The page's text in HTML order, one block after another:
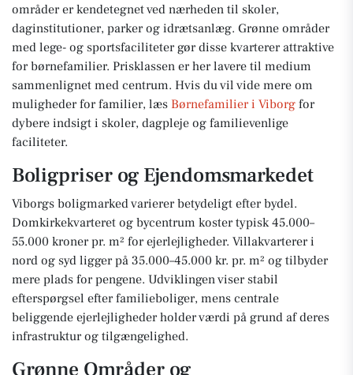
områder er kendetegnet ved nærheden til skoler,
daginstitutioner, parker og idrætsanlæg. Grønne områder
med lege- og sportsfaciliteter gør disse kvarterer attraktive
for børnefamilier. Prisklassen er her lavere til medium
sammenlignet med centrum. Hvis du vil vide mere om
muligheder for familier, læs Børnefamilier i Viborg for
dybere indsigt i skoler, dagpleje og familievenlige
faciliteter.
Boligpriser og Ejendomsmarkedet
Viborgs boligmarked varierer betydeligt efter bydel.
Domkirkekvarteret og bycentrum koster typisk 45.000–
55.000 kroner pr. m² for ejerlejligheder. Villakvarterer i
nord og syd ligger på 35.000–45.000 kr. pr. m² og tilbyder
mere plads for pengene. Udviklingen viser stabil
efterspørgsel efter familieboliger, mens centrale
beliggende ejerlejligheder holder værdi på grund af deres
infrastruktur og tilgængelighed.
Grønne Områder og